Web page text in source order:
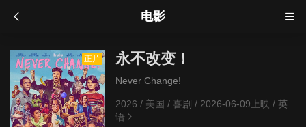
电影
正片 永不改变！
Never Change!
2026 / 美国 / 喜剧/ 2026-06-09上映 / 英
语